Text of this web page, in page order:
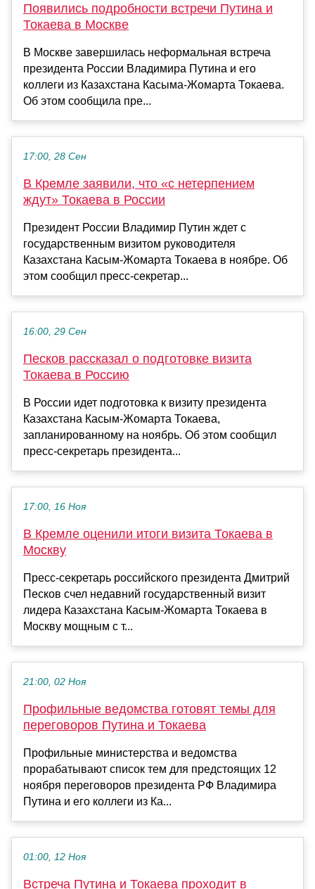
Появились подробности встречи Путина и
Токаева в Москве
В Москве завершилась неформальная встреча
президента России Владимира Путина и его
коллеги из Казахстана Касыма-Жомарта Токаева.
Об этом сообщила пре...
17:00, 28 Сен
В Кремле заявили, что «с нетерпением
ждут» Токаева в России
Президент России Владимир Путин ждет с
государственным визитом руководителя
Казахстана Касым-Жомарта Токаева в ноябре. Об
этом сообщил пресс-секретар...
16:00, 29 Сен
Песков рассказал о подготовке визита
Токаева в Россию
В России идет подготовка к визиту президента
Казахстана Касым-Жомарта Токаева,
запланированному на ноябрь. Об этом сообщил
пресс-секретарь президента...
17:00, 16 Ноя
В Кремле оценили итоги визита Токаева в
Москву
Пресс-секретарь российского президента Дмитрий
Песков счел недавний государственный визит
лидера Казахстана Касым-Жомарта Токаева в
Москву мощным с т...
21:00, 02 Ноя
Профильные ведомства готовят темы для
переговоров Путина и Токаева
Профильные министерства и ведомства
прорабатывают список тем для предстоящих 12
ноября переговоров президента РФ Владимира
Путина и его коллеги из Ка...
01:00, 12 Ноя
Встреча Путина и Токаева проходит в